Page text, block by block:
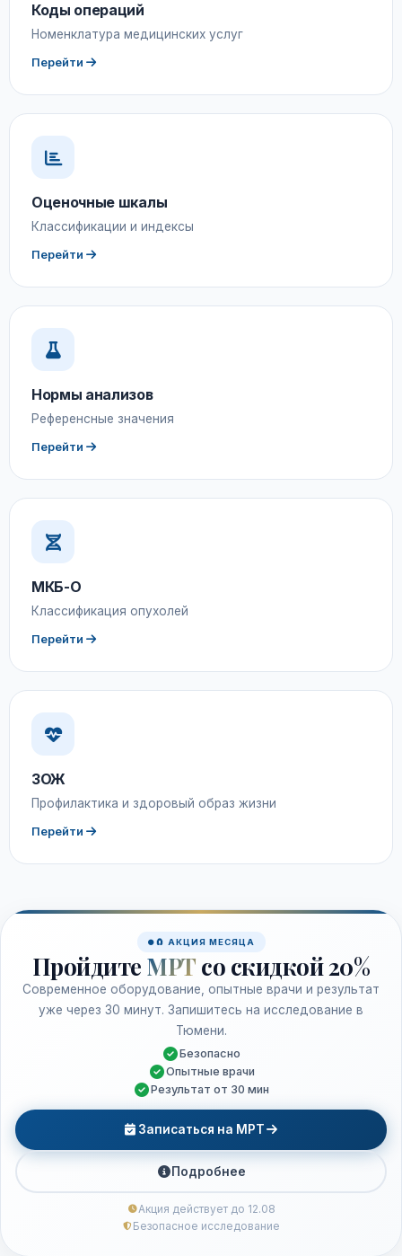
Коды операций
Номенклатура медицинских услуг
Перейти
Оценочные шкалы
Классификации и индексы
Перейти
Нормы анализов
Референсные значения
Перейти
МКБ-О
Классификация опухолей
Перейти
ЗОЖ
Профилактика и здоровый образ жизни
Перейти
🧲 АКЦИЯ МЕСЯЦА
Пройдите МРТ со скидкой 20%
Современное оборудование, опытные врачи и результат
уже через 30 минут. Запишитесь на исследование в
Тюмени.
Безопасно
Опытные врачи
Результат от 30 мин
Записаться на МРТ
Подробнее
Акция действует до 12.08
Безопасное исследование